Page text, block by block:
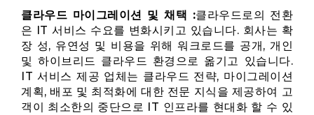
클라우드 마이그레이션 및 채택 :클라우드로의 전환
은 IT 서비스 수요를 변화시키고 있습니다. 회사는 확
장 성, 유연성 및 비용을 위해 워크로드를 공개, 개인
및 하이브리드 클라우드 환경으로 옮기고 있습니다.
IT 서비스 제공 업체는 클라우드 전략, 마이그레이션
계획, 배포 및 최적화에 대한 전문 지식을 제공하여 고
객이 최소한의 중단으로 IT 인프라를 현대화 할 수 있